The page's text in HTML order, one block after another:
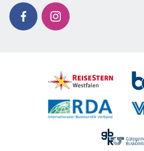
Reisekategorie
Radreisen
Schiffsreisen
Tagesfahrten
Vorteilsreisen
Weihnachts- & Festtagsreisen
Benelux
Deutschland
Italien
Mittelmeer & Fernreisen
REISEZEITRAUM
Hauptsache weg